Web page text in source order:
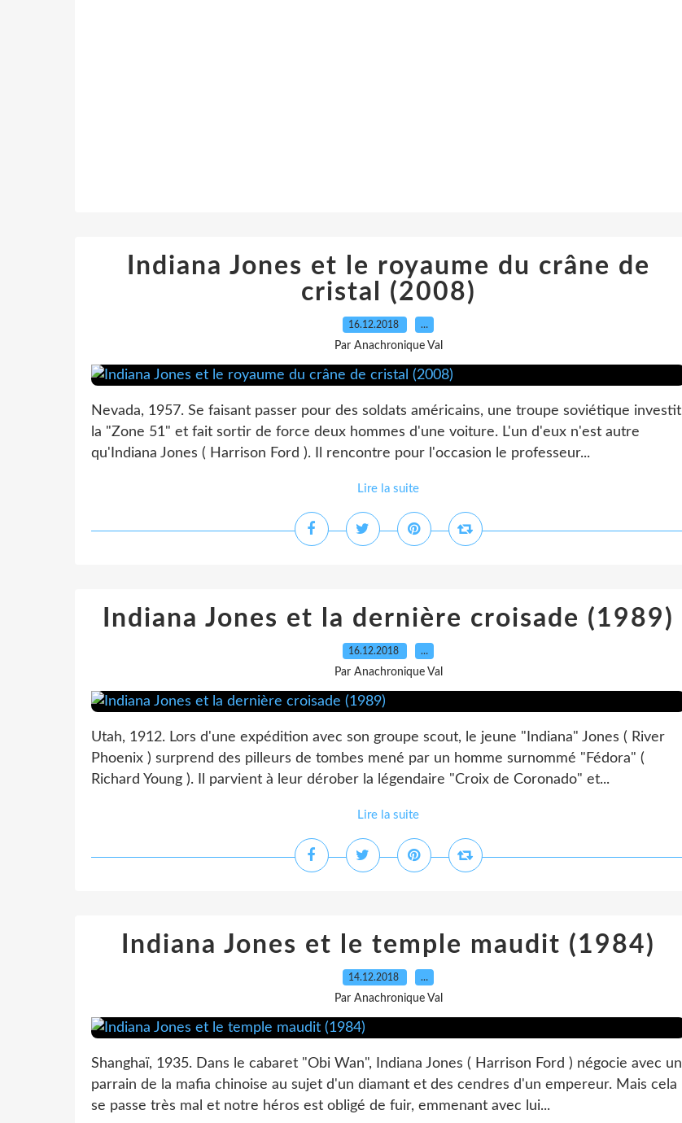
Indiana Jones et le royaume du crâne de
cristal (2008)
16.12.2018 …
Par Anachronique Val
Nevada, 1957. Se faisant passer pour des soldats américains, une troupe soviétique investit
la "Zone 51" et fait sortir de force deux hommes d'une voiture. L'un d'eux n'est autre
qu'Indiana Jones ( Harrison Ford ). Il rencontre pour l'occasion le professeur...
Lire la suite
Indiana Jones et la dernière croisade (1989)
16.12.2018 …
Par Anachronique Val
Utah, 1912. Lors d'une expédition avec son groupe scout, le jeune "Indiana" Jones ( River
Phoenix ) surprend des pilleurs de tombes mené par un homme surnommé "Fédora" (
Richard Young ). Il parvient à leur dérober la légendaire "Croix de Coronado" et...
Lire la suite
Indiana Jones et le temple maudit (1984)
14.12.2018 …
Par Anachronique Val
Shanghaï, 1935. Dans le cabaret "Obi Wan", Indiana Jones ( Harrison Ford ) négocie avec un
parrain de la mafia chinoise au sujet d'un diamant et des cendres d'un empereur. Mais cela
se passe très mal et notre héros est obligé de fuir, emmenant avec lui...